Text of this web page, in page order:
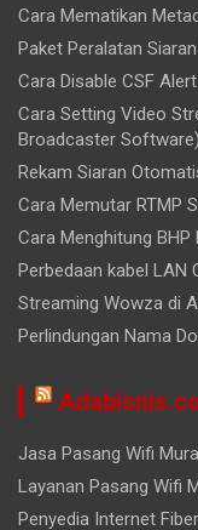
Cara Mematikan
Paket Peralatan
Cara Disable CSF
Cara Setting Video
Broadcaster Software)
Rekam Siaran
Cara Memutar RTMP
Cara Menghitung BHP
Perbedaan kabel LAN
Streaming Wowza di
Perlindungan Nama
Jasa Pasang Wifi
Layanan Pasang Wifi
Penyedia Internet